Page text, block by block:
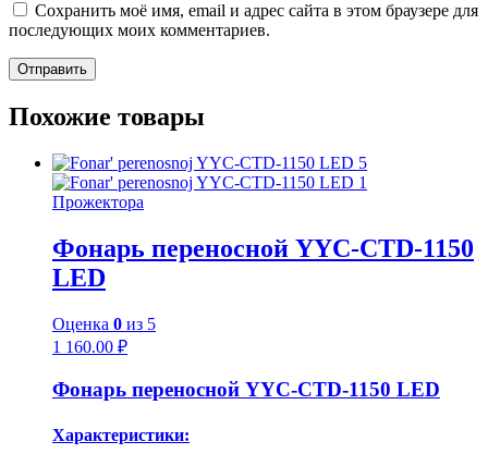
Сохранить моё имя, email и адрес сайта в этом браузере для
последующих моих комментариев.
Похожие товары
Прожектора
Фонарь переносной YYC-CTD-1150
LED
Оценка 0 из 5
1 160.00 ₽
Фонарь переносной YYC-CTD-1150 LED
Характеристики: